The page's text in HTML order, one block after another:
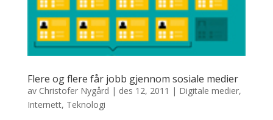
Flere og flere får jobb gjennom sosiale medier
av Christofer Nygård | des 12, 2011 | Digitale medier,
Internett, Teknologi